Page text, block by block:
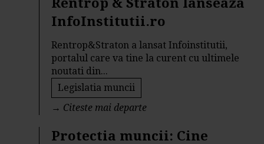
InfoInstitutii.ro
Rentrop&Straton a lansat Infoinstitutii,
portalul care va tine la curent cu ultimele
noutati din...
Legislatia muncii
→ Citeste mai departe
Protectia muncii: Cine